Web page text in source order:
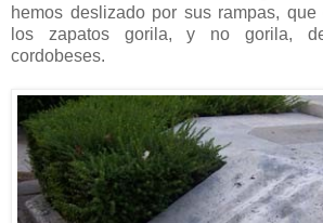
hemos deslizado por sus rampas,
los zapatos gorila, y no gorila,
cordobeses.